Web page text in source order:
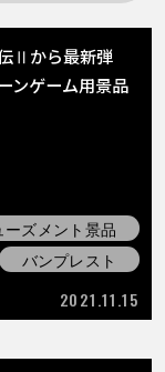
Ⅱから最新弾
ンゲーム用景品
ーズメント景品
バンプレスト
2021.11.15